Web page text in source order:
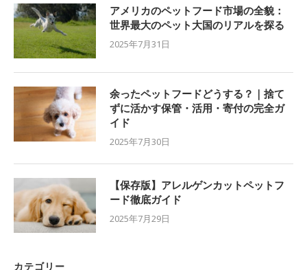
アメリカのペットフード市場の全貌：
世界最大のペット大国のリアルを探る
2025年7月31日
余ったペットフードどうする？｜捨て
ずに活かす保管・活用・寄付の完全ガ
イド
2025年7月30日
【保存版】アレルゲンカットペットフ
ード徹底ガイド
2025年7月29日
カテゴリー